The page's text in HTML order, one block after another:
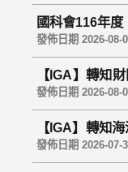
國科會116年
發佈日期 2026-08-
【IGA】轉知
請，申請資料
發佈日期 2026-08-
【IGA】轉知
徵件須知
發佈日期 2026-07-